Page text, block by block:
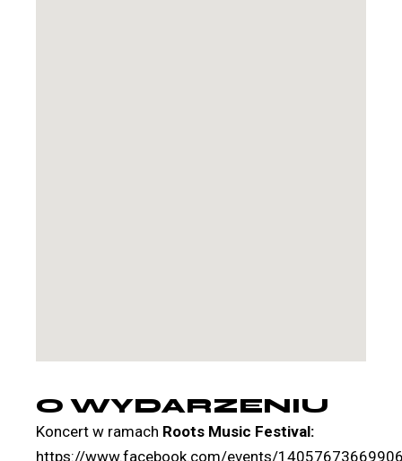
O WYDARZENIU
Koncert w ramach Roots Music Festival:
https://www.facebook.com/events/